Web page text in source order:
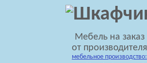
Мебель на заказ
от производителя
мебельное производство: